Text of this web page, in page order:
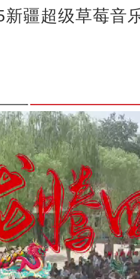
新疆超级草莓音